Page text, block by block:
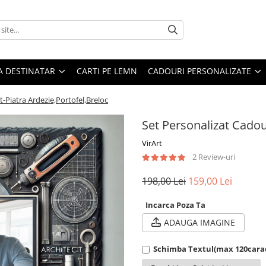
DESTINATAR CARTI PE LEMN CADOURI PERSONALIZATE
Piatra Ardezie,Portofel,Breloc
Set Personalizat
VirArt
2 Review-uri
198,00 Lei 159,00 Lei
Incarca Poza Ta
ADAUGA IMAGINE
Schimba Textul(max